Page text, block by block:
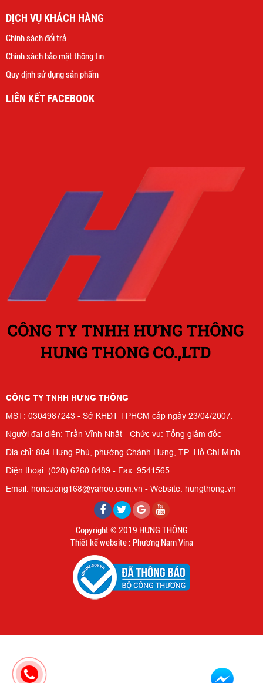
DỊCH VỤ KHÁCH HÀNG
Chính sách đổi trả
Chính sách bảo mật thông tin
Quy định sử dụng sản phẩm
LIÊN KẾT FACEBOOK
CÔNG TY TNHH HƯNG THÔNG
MST: 0304987243 - Sở KHĐT TPHCM cấp ngày 23/04/2007.
Người đại diện: Trần Vĩnh Nhật - Chức vụ: Tổng giám đốc
Địa chỉ: 804 Hưng Phú, phường Chánh Hưng, TP. Hồ Chí Minh
Điện thoại: (028) 6260 8489 - Fax: 9541565
Email: honcuong168@yahoo.com.vn - Website: hungthong.vn
Copyright © 2019 HƯNG THÔNG
Thiết kế website : Phương Nam Vina